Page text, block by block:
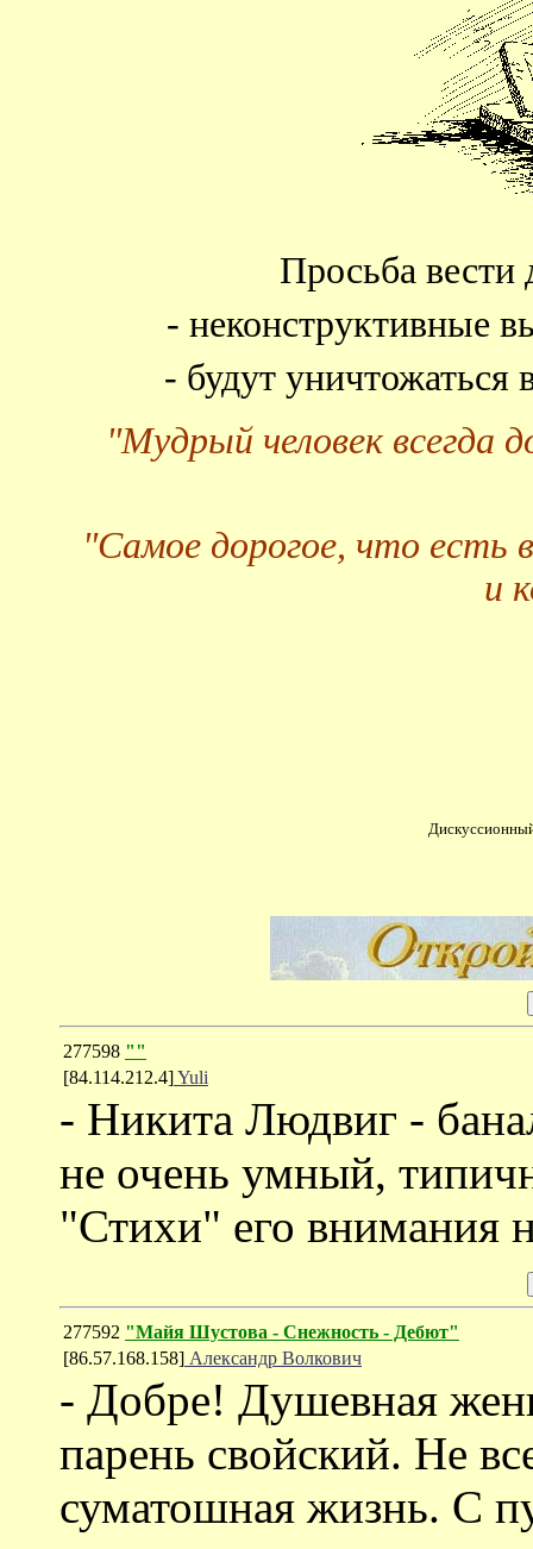
Просьба вести
- неконструктивные
- будут
"Мудрый человек всегда
"Самое дорогое, что есть
и
277598 ""
[84.114.212.4]Yuli
- Никита Людвиг -
не очень умный,
"Стихи" его внимания
277592 "Майя Шустова - Снежность - Дебют"
[86.57.168.158] Александр Волкович
- Добре! Душевная
парень свойский. Не
суматошная жизнь. С